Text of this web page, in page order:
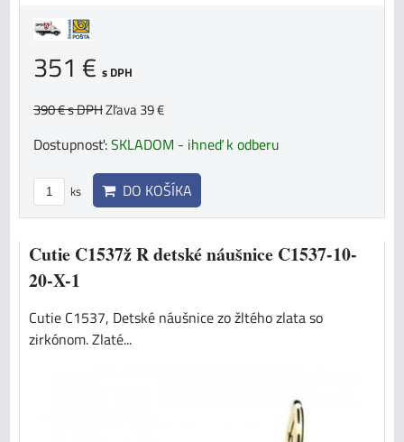
351 € s DPH
390 €s DPHZľava 39 €
Dostupnosť:SKLADOM - ihneď k odberu
ks DO KOŠÍKA
Cutie C1537ž R detské náušnice C1537-10-
20-X-1
Cutie C1537, Detské náušnice zo žltého zlata so
zirkónom. Zlaté...